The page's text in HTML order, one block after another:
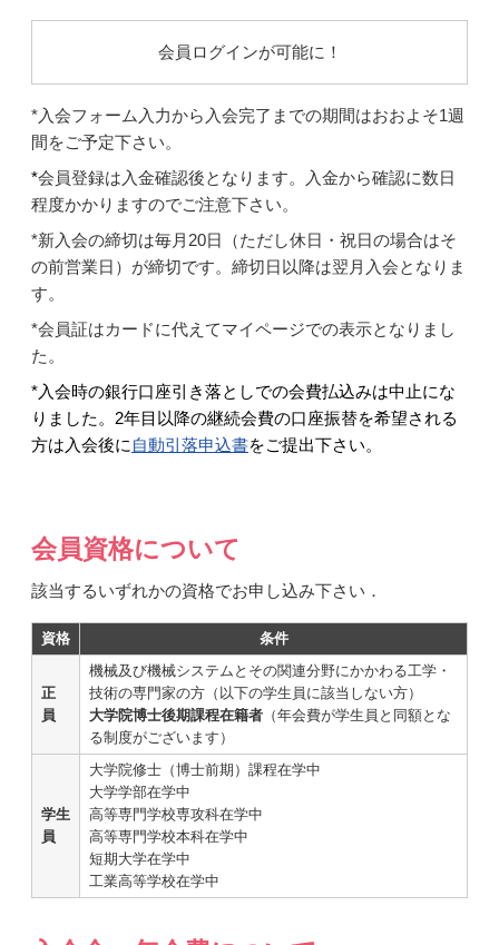
会員ログインが可能に！
*入会フォーム入力から入会完了までの期間はおおよそ1週
間をご予定下さい。
*会員登録は入金確認後となります。入金から確認に数日
程度かかりますのでご注意下さい。
*新入会の締切は毎月20日（ただし休日・祝日の場合はそ
の前営業日）が締切です。締切日以降は翌月入会となりま
す。
*会員証はカードに代えてマイページでの表示となりまし
た。
*入会時の銀行口座引き落としでの会費払込みは中止にな
りました。2年目以降の継続会費の口座振替を希望される
方は入会後に 自動引落申込書をご提出下さい。
会員資格について
該当するいずれかの資格でお申し込み下さい．
資格 条件
正
員
機械及び機械システムとその関連分野にかかわる工学・
技術の専門家の方（以下の学生員に該当しない方）
大学院博士後期課程在籍者 （年会費が学生員と同額とな
る制度がございます）
学生
員
大学院修士（博士前期）課程在学中
大学学部在学中
高等専門学校専攻科在学中
高等専門学校本科在学中
短期大学在学中
工業高等学校在学中